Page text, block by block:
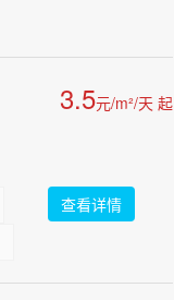
3.5元/m²/天 起
查看详情